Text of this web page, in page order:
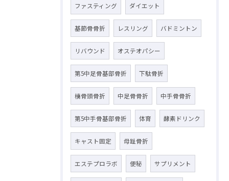
ファスティング ダイエット
基節骨骨折 レスリング バドミントン
リバウンド オステオパシー
第5中足骨基部骨折 下駄骨折
橈骨頭骨折 中足骨骨折 中手骨骨折
第5中手骨基部骨折 体育 酵素ドリンク
キャスト固定 母趾骨折
エステプロラボ 便秘 サプリメント